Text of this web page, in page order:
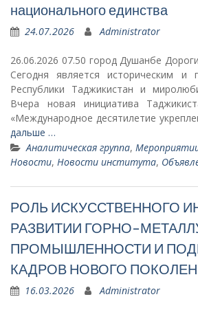
национального единства
24.07.2026 Administrator
26.06.2026 07.50 город Душанбе
Сегодня является историческим
Республики Таджикистан и
Вчера новая инициатива
«Международное десятилетие
дальше …
Аналитическая группа,
Новости, Новости института,
РОЛЬ ИСКУССТВЕННОГО
РАЗВИТИИ ГОРНО-
ПРОМЫШЛЕННОСТИ И
КАДРОВ НОВОГО
16.03.2026 Administrator